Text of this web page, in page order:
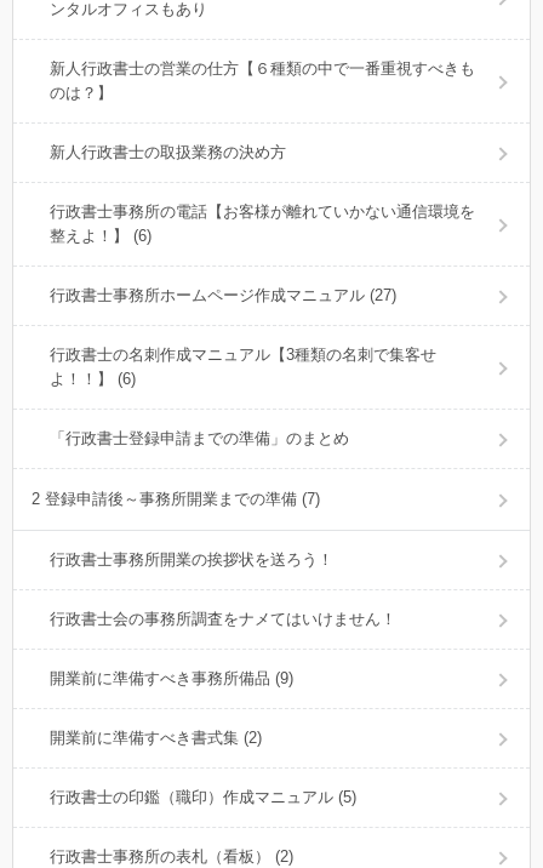
ンタルオフィスもあり
新人行政書士の営業の仕方【６種類の中で一番重視すべきも
のは？】
新人行政書士の取扱業務の決め方
行政書士事務所の電話【お客様が離れていかない通信環境を
整えよ！】 (6)
行政書士事務所ホームページ作成マニュアル (27)
行政書士の名刺作成マニュアル【3種類の名刺で集客せ
よ！！】 (6)
「行政書士登録申請までの準備」のまとめ
2 登録申請後～事務所開業までの準備 (7)
行政書士事務所開業の挨拶状を送ろう！
行政書士会の事務所調査をナメてはいけません！
開業前に準備すべき事務所備品 (9)
開業前に準備すべき書式集 (2)
行政書士の印鑑（職印）作成マニュアル (5)
行政書士事務所の表札（看板） (2)